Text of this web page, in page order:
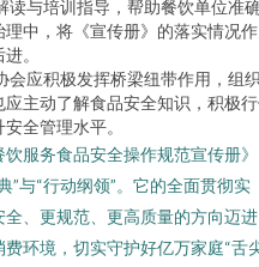
读与培训指导，帮助餐饮单位准
中，将《宣传册》的落实情况
。
会应积极发挥桥梁纽带作用，组
主动了解食品安全知识，积极
全管理水平。
服务食品安全操作规范宣传册
”与“行动纲领”。它的全面贯彻实
、更规范、更高质量的方向迈
环境，切实守护好亿万家庭“舌